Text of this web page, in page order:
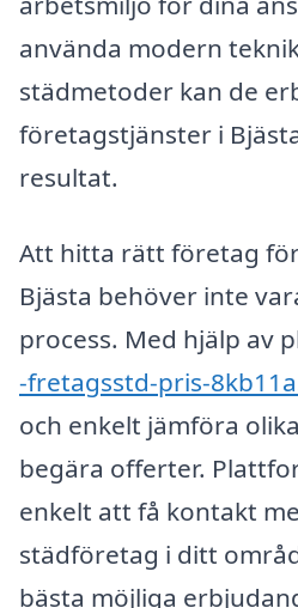
använda modern
städmetoder kan de
företagstjänster i
resultat.
Att hitta rätt företag
Bjästa behöver inte
process. Med hjälp av
-fretagsstd-pris-
och enkelt jämföra
begära offerter.
enkelt att få kontakt
städföretag i ditt
bästa möjliga